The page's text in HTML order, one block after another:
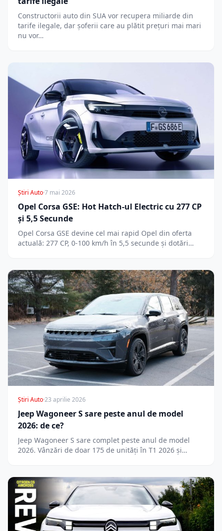
Constructorii auto din SUA vor recupera miliarde din
tarife ilegale, dar șoferii care au plătit prețuri mai mari
nu vor…
Știri Auto·7 mai 2026
Opel Corsa GSE: Hot Hatch-ul Electric cu 277 CP
și 5,5 Secunde
Opel Corsa GSE devine cel mai rapid Opel din oferta
actuală: 277 CP, 0-100 km/h în 5,5 secunde și dotări…
Știri Auto·23 aprilie 2026
Jeep Wagoneer S sare peste anul de model
2026: de ce?
Jeep Wagoneer S sare complet peste anul de model
2026. Vânzări de doar 175 de unități în T1 2026 și…